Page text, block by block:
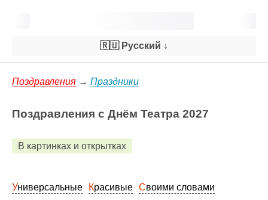
🇷🇺 Русский ↓
Поздравления → Праздники
Поздравления с Днём Театра 2027
В картинках и открытках
Универсальные Красивые
Своими словами